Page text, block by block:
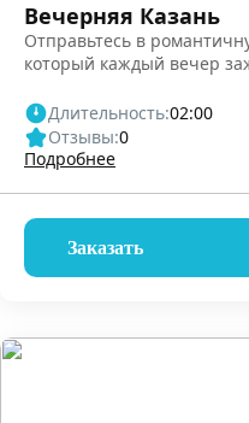
Вечерняя Казань
Отправьтесь в
который каждый вечер
Длительность:02:00
Отзывы:0
Подробнее
Заказать